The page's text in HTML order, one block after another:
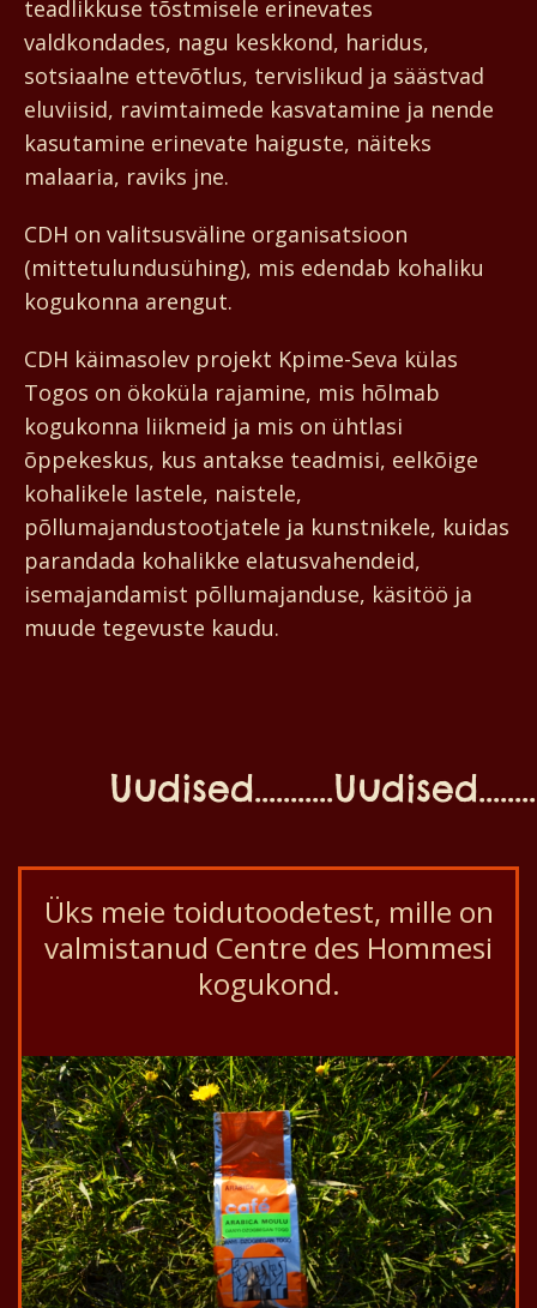
teadlikkuse tõstmisele erinevates
valdkondades, nagu keskkond, haridus,
sotsiaalne ettevõtlus, tervislikud ja säästvad
eluviisid, ravimtaimede kasvatamine ja nende
kasutamine erinevate haiguste, näiteks
malaaria, raviks jne.
CDH on valitsusväline organisatsioon
(mittetulundusühing), mis edendab kohaliku
kogukonna arengut.
CDH käimasolev projekt Kpime-Seva külas
Togos on ökoküla rajamine, mis hõlmab
kogukonna liikmeid ja mis on ühtlasi
õppekeskus, kus antakse teadmisi, eelkõige
kohalikele lastele, naistele,
põllumajandustootjatele ja kunstnikele, kuidas
parandada kohalikke elatusvahendeid,
isemajandamist põllumajanduse, käsitöö ja
muude tegevuste kaudu.
Üks meie toidutoodetest, mille on
valmistanud Centre des Hommesi
kogukond.